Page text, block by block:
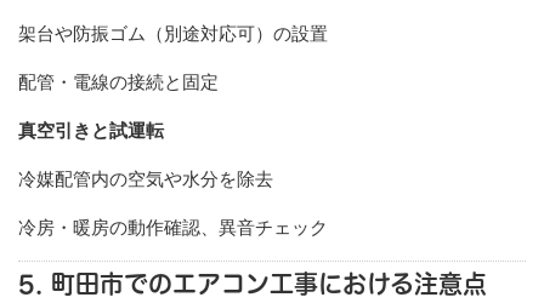
架台や防振ゴム（別途対応可）の設置
配管・電線の接続と固定
真空引きと試運転
冷媒配管内の空気や水分を除去
冷房・暖房の動作確認、異音チェック
5. 町田市でのエアコン工事における注意点